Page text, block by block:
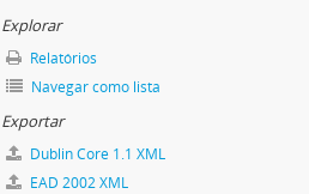
Explorar
Relatórios
Navegar como lista
Exportar
Dublin Core 1.1 XML
EAD 2002 XML